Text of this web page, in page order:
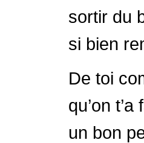
sortir du
si bien
De toi
qu’on
un bon